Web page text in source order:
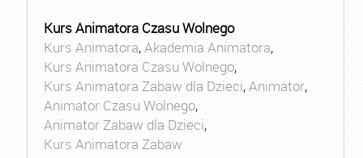
Kurs Animatora Czasu Wolnego
Kurs Animatora,Akademia Animatora,
Kurs Animatora Czasu Wolnego,
Kurs Animatora Zabaw dla Dzieci,Animator,
Animator Czasu Wolnego,
Animator Zabaw dla Dzieci,
Kurs Animatora Zabaw